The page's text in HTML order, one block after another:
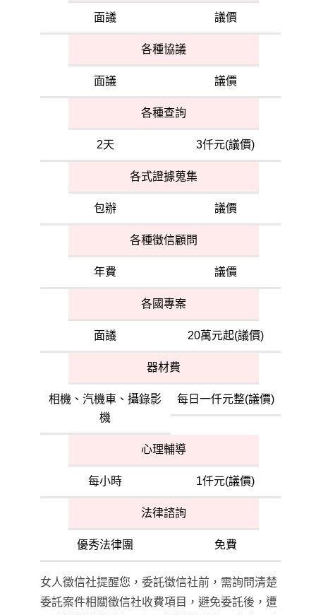
面議 議價
各種協議
面議 議價
各種查詢
2天 3仟元(議價)
各式證據蒐集
包辦 議價
各種徵信顧問
年費 議價
各國專案
面議 20萬元起(議價)
器材費
相機、汽機車、攝錄影
機
每日一仟元整(議價)
心理輔導
每小時 1仟元(議價)
法律諮詢
優秀法律團 免費
女人徵信社提醒您，委託徵信社前，需詢問清楚
委託案件相關徵信社收費項目，避免委託後，遭